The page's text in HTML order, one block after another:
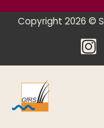
Copyright 2026 ©